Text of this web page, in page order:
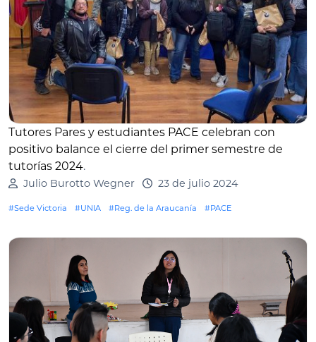
Tutores Pares y estudiantes PACE celebran con
positivo balance el cierre del primer semestre de
tutorías 2024.
Julio Burotto Wegner 23 de julio 2024
#Sede Victoria #UNIA #Reg. de la Araucanía #PACE